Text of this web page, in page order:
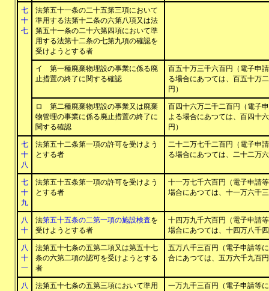
七
十
七
法第五十一条の二十五第三項において
準用する法第十二条の六第八項又は法
第五十一条の二十六第四項において準
用する法第十二条の七第九項の確認を
受けようとする者
イ 第一種廃棄物埋設の事業に係る廃
止措置の終了に関する確認
百五十万三千六百円（電子申
る場合にあつては、百五十万
円）
ロ 第二種廃棄物埋設の事業又は廃棄
物管理の事業に係る廃止措置の終了に
関する確認
百四十六万二千二百円（電子
よる場合にあつては、百四十
円）
七
十
八
法第五十二条第一項の許可を受けよう
とする者
二十二万七千二百円（電子申
る場合にあつては、二十二万
七
十
九
法第五十五条第一項の許可を受けよう
とする者
十一万七千六百円（電子申請
場合にあつては、十一万六千
八
十
法第五十五条の二第一項の施設検査を
受けようとする者
十四万九千六百円（電子申請
場合にあつては、十四万八千
八
十
一
法第五十七条の五第二項又は第五十七
条の六第二項の認可を受けようとする
者
五万八千三百円（電子申請等
合にあつては、五万六千九百
八
法第五十七条の五第三項において準用
一万九千三百円（電子申請等